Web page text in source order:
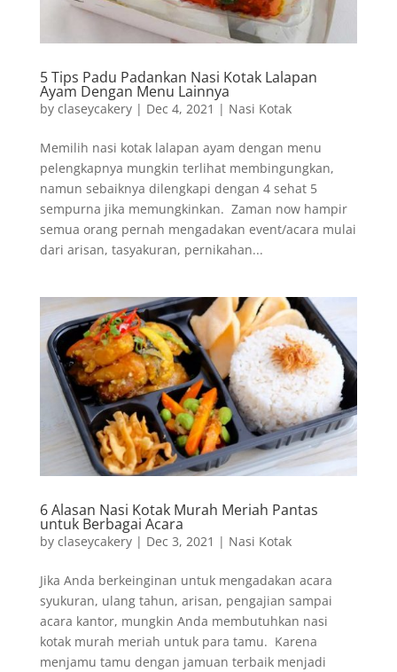
5 Tips Padu Padankan Nasi Kotak Lalapan
Ayam Dengan Menu Lainnya
by claseycakery| Dec 4, 2021 | Nasi Kotak
Memilih nasi kotak lalapan ayam dengan menu
pelengkapnya mungkin terlihat membingungkan,
namun sebaiknya dilengkapi dengan 4 sehat 5
sempurna jika memungkinkan. Zaman now hampir
semua orang pernah mengadakan event/acara mulai
dari arisan, tasyakuran, pernikahan...
6 Alasan Nasi Kotak Murah Meriah Pantas
untuk Berbagai Acara
by claseycakery| Dec 3, 2021 | Nasi Kotak
Jika Anda berkeinginan untuk mengadakan acara
syukuran, ulang tahun, arisan, pengajian sampai
acara kantor, mungkin Anda membutuhkan nasi
kotak murah meriah untuk para tamu. Karena
menjamu tamu dengan jamuan terbaik menjadi